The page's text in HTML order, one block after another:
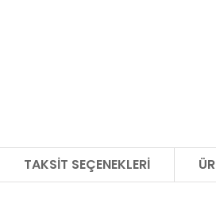
TAKSIT SEÇENEKLERI